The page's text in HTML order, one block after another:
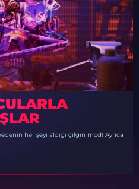
her şeyi aldığı çılgın mod! Ayrıca